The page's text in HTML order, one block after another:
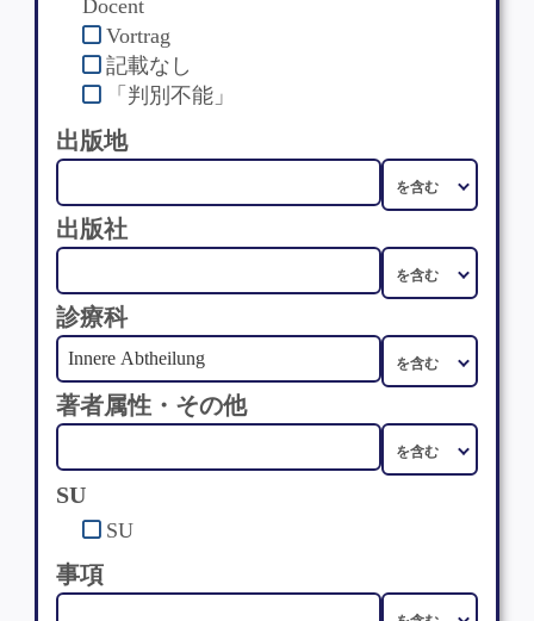
Docent
Vortrag
記載なし
「判別不能」
出版地
出版社
診療科
著者属性・その他
SU
SU
事項